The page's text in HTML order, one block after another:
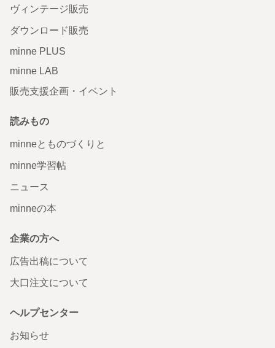
ヴィンテージ販売
ダウンロード販売
minne PLUS
minne LAB
販売支援企画・イベント
読みもの
minneとものづくりと
minne学習帖
ニュース
minneの本
企業の方へ
広告出稿について
大口注文について
ヘルプセンター
お知らせ